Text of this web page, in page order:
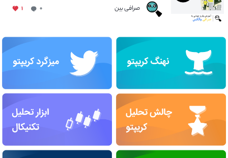
صرافی بین ۰ ۱